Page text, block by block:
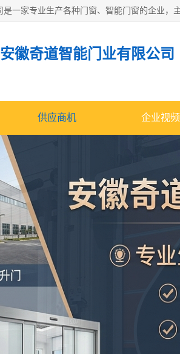
安徽奇道智能门业有限公司
供应商机 企业视频